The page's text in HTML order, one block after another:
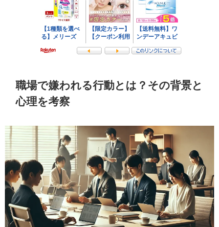
職場で嫌われる行動とは？その背景と
心理を考察